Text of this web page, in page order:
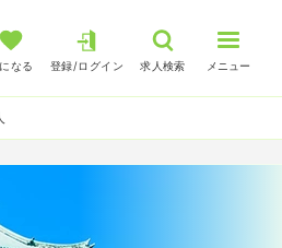
なる 登録/ログイン 求人検索 メニュー